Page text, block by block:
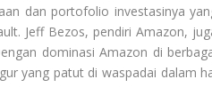
dan portofolio investasinya
Jeff Bezos, pendiri Amazon,
dominasi Amazon di
yang patut di waspadai dalam